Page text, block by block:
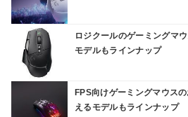
ロジクールのゲーミングマ
モデルもラインナップ
FPS向けゲーミングマウス
えるモデルもラインナップ